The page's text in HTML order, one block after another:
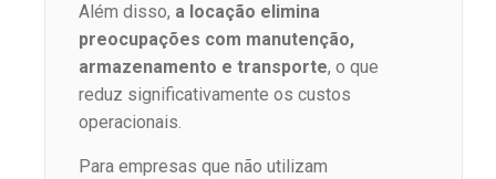
Além disso, a locação elimina
preocupações com manutenção,
armazenamento e transporte, o que
reduz significativamente os custos
operacionais.
Para empresas que não utilizam